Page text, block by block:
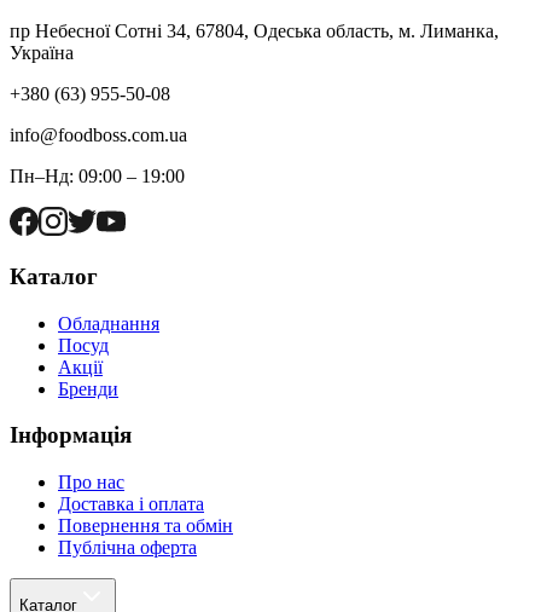
пр Небесної Сотні 34, 67804, Одеська область, м. Лиманка,
Україна
+380 (63) 955-50-08
info@foodboss.com.ua
Пн–Нд: 09:00 – 19:00
Каталог
Обладнання
Посуд
Акції
Бренди
Інформація
Про нас
Доставка і оплата
Повернення та обмін
Публічна оферта
Каталог